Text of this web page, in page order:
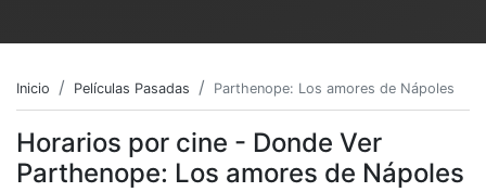
Inicio Películas Pasadas Parthenope: Los amores de Nápoles
Horarios por cine - Donde Ver
Parthenope: Los amores de Nápoles